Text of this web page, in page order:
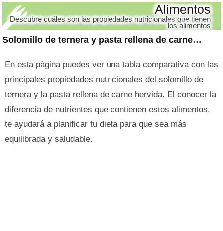
Solomillo de ternera y pasta rellena de carne hervida
Alimentos
Descubre cuáles son las propiedades nutricionales que tienen
los alimentos
En esta página puedes ver una tabla comparativa con las
principales propiedades nutricionales del solomillo de
ternera y la pasta rellena de carne hervida. El conocer la
diferencia de nutrientes que contienen estos alimentos,
te ayudará a planificar tu dieta para que sea más
equilibrada y saludable.